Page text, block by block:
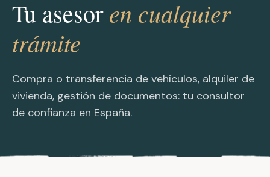
Tu asesoren cualquier
trámite
Compra o transferencia de vehículos, alquiler de
vivienda, gestión de documentos: tu consultor
de confianza en España.